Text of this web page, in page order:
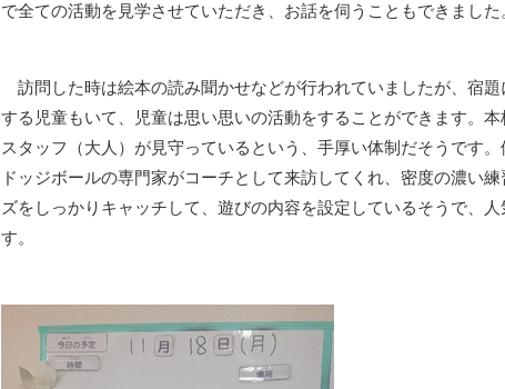
で全ての活動を見学させていただき、お話を伺うこともできました
訪問した時は絵本の読み聞かせなどが行われていましたが、宿
する児童もいて、児童は思い思いの活動をすることができます。
スタッフ（大人）が見守っているという、手厚い体制だそうです
ドッジボールの専門家がコーチとして来訪してくれ、密度の濃い
ズをしっかりキャッチして、遊びの内容を設定しているそうで、
す。